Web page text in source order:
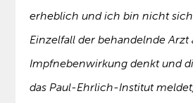
erheblich und ich bin nicht
Einzelfall der behandelnde Arzt
Impfnebenwirkung denkt und
das Paul-Ehrlich-Institut